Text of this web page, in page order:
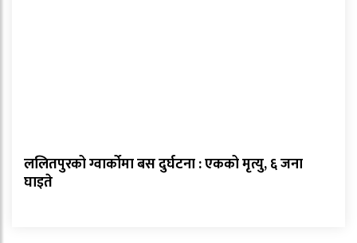
ललितपुरको ग्वार्कोमा बस दुर्घटना : एकको मृत्यु, ६ जना
घाइते